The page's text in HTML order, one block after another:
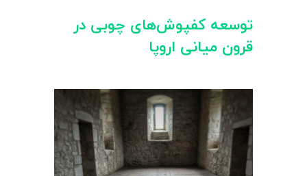
توسعه کفپوش‌های چوبی در
قرون میانی اروپا